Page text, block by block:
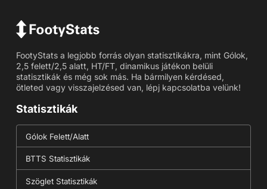
FootyStats a legjobb forrás olyan statisztikákra, mint Gólok,
2,5 felett/2,5 alatt, HT/FT, dinamikus játékon belüli
statisztikák és még sok más. Ha bármilyen kérdésed,
ötleted vagy visszajelzésed van, lépj kapcsolatba velünk!
Statisztikák
Gólok Felett/Alatt
BTTS Statisztikák
Szöglet Statisztikák